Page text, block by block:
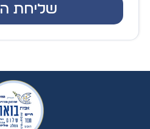
שליחת